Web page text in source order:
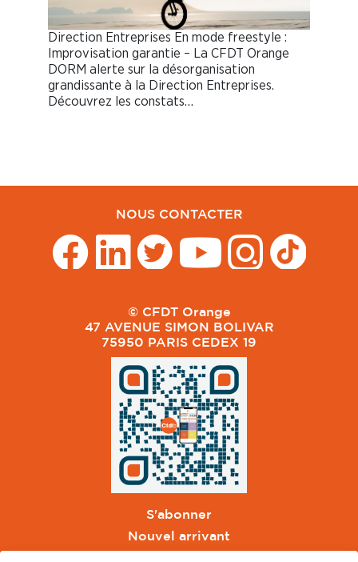
Direction Entreprises En mode freestyle :
Improvisation garantie – La CFDT Orange
DORM alerte sur la désorganisation
grandissante à la Direction Entreprises.
Découvrez les constats…
NOUS CONTACTER
© CFDT Orange
47 AVENUE SIMON BOLIVAR
75950 PARIS CEDEX 19
S'abonner
Nouvel arrivant